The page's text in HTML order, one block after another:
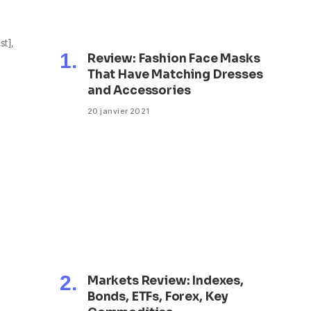
Review: Fashion Face Masks
That Have Matching Dresses
and Accessories
20 janvier 2021
Markets Review: Indexes,
Bonds, ETFs, Forex, Key